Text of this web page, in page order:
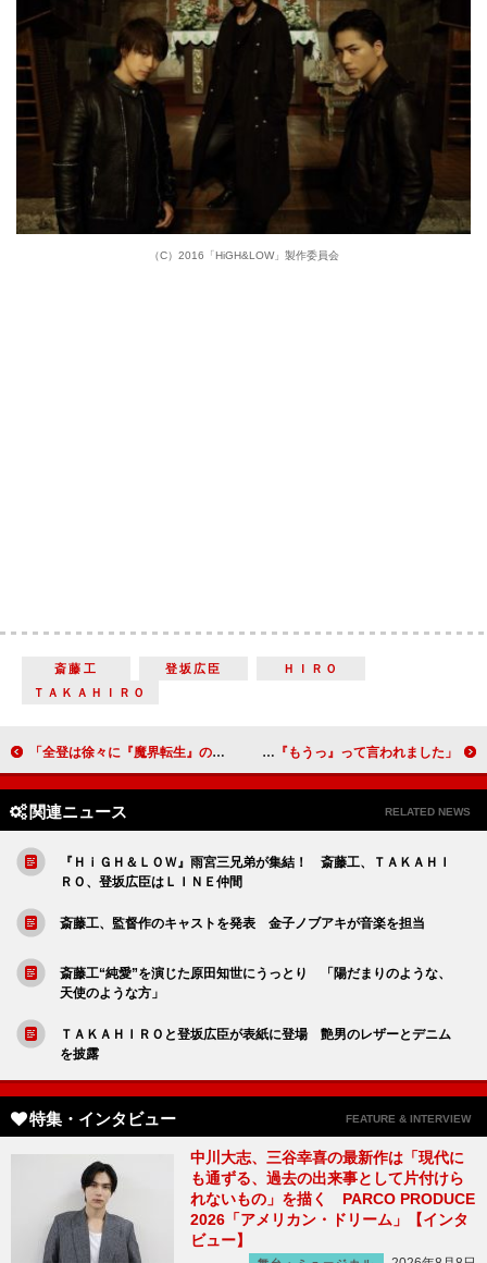
（C）2016「HiGH&LOW」製作委員会
斎藤工 登坂広臣
ＨＩＲＯ
ＴＡＫＡＨＩＲＯ
「全登は徐々に『魔界転生』のジュリーみたいになっていきます」小林顕作（明石全登）【真田丸インタビュー】 「茶々役の竹内結子さんから『もうっ』って言われました」片桐且元（小林隆）【真田丸 インタビュー】
関連ニュース RELATED NEWS
『ＨｉＧＨ＆ＬＯＷ』雨宮三兄弟が集結！ 斎藤工、ＴＡＫＡＨＩ
ＲＯ、登坂広臣はＬＩＮＥ仲間
斎藤工、監督作のキャストを発表 金子ノブアキが音楽を担当
斎藤工“純愛”を演じた原田知世にうっとり 「陽だまりのような、
天使のような方」
ＴＡＫＡＨＩＲＯと登坂広臣が表紙に登場 艶男のレザーとデニム
を披露
特集・インタビュー FEATURE & INTERVIEW
中川大志、三谷幸喜の最新作は「現代に
も通ずる、過去の出来事として片付けら
れないもの」を描く PARCO PRODUCE
2026「アメリカン・ドリーム」【インタ
ビュー】